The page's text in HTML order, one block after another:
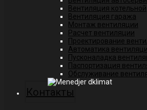
Вентиляция котельной
Вентиляция гаража
Монтаж вентиляции
Расчет вентиляции
Проектирование
Автоматика
Пусконаладка
Паспортизация
Обслуживание
Контакты